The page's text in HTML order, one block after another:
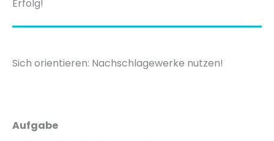
Erfolg!
Sich orientieren: Nachschlagewerke nutzen!
Aufgabe